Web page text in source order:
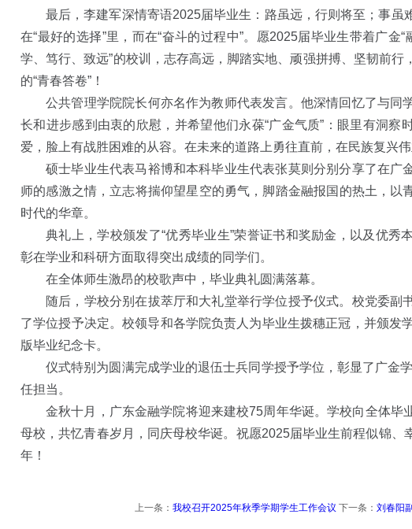
最后，李建军深情寄语2025届毕业生：路虽远，行则将至；事虽
在“最好的选择”里，而在“奋斗的过程中”。愿2025届毕业生带着广金
学、笃行、致远”的校训，志存高远，脚踏实地、顽强拼搏、坚韧前行
的“青春答卷”！
公共管理学院院长何亦名作为教师代表发言。他深情回忆了与同
长和进步感到由衷的欣慰，并希望他们永葆“广金气质”：眼里有洞察
爱，脸上有战胜困难的从容。在未来的道路上勇往直前，在民族复兴伟
硕士毕业生代表马裕博和本科毕业生代表张莫则分别分享了在广
师的感激之情，立志将揣仰望星空的勇气，脚踏金融报国的热土，以
时代的华章。
典礼上，学校颁发了“优秀毕业生”荣誉证书和奖励金，以及优秀
彰在学业和科研方面取得突出成绩的同学们。
在全体师生激昂的校歌声中，毕业典礼圆满落幕。
随后，学校分别在拔萃厅和大礼堂举行学位授予仪式。校党委副
了学位授予决定。校领导和各学院负责人为毕业生拨穗正冠，并颁发
版毕业纪念卡。
仪式特别为圆满完成学业的退伍士兵同学授予学位，彰显了广金学
任担当。
金秋十月，广东金融学院将迎来建校75周年华诞。学校向全体毕
母校，共忆青春岁月，同庆母校华诞。祝愿2025届毕业生前程似锦、
年！
上一条： 我校召开2025年秋季学期学生工作会议 下一条： 刘春阳